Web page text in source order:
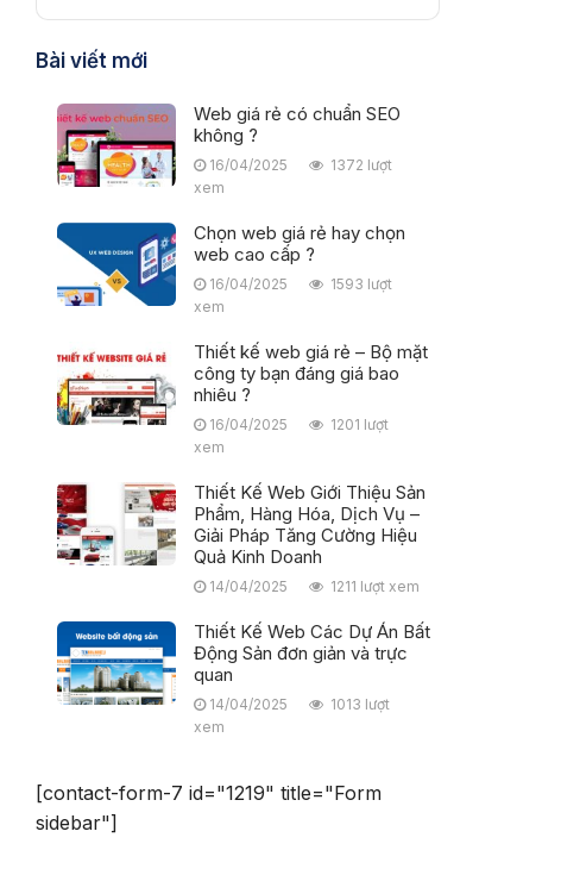
Bài viết mới
Web giá rẻ có chuẩn SEO
không ?
16/04/2025
1372 lượt
xem
Chọn web giá rẻ hay chọn
web cao cấp ?
16/04/2025
1593 lượt
xem
Thiết kế web giá rẻ – Bộ mặt
công ty bạn đáng giá bao
nhiêu ?
16/04/2025
1201 lượt
xem
Thiết Kế Web Giới Thiệu Sản
Phẩm, Hàng Hóa, Dịch Vụ –
Giải Pháp Tăng Cường Hiệu
Quả Kinh Doanh
14/04/2025 1211 lượt xem
Thiết Kế Web Các Dự Án Bất
Động Sản đơn giản và trực
quan
14/04/2025
1013 lượt
xem
[contact-form-7 id="1219" title="Form
sidebar"]